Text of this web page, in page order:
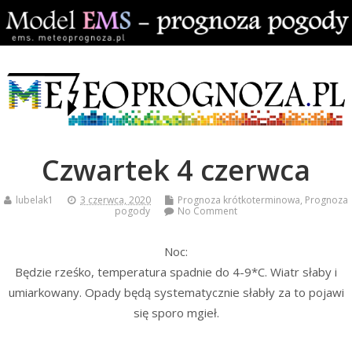
Czwartek 4 czerwca
lubelak1 3 czerwca, 2020 Prognoza krótkoterminowa, Prognoza
pogody
No Comment
Noc:
Będzie rześko, temperatura spadnie do 4-9*C. Wiatr słaby i
umiarkowany. Opady będą systematycznie słabły za to pojawi
się sporo mgieł.